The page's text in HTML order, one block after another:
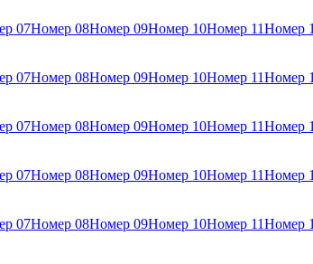
07Номер 08Номер 09Номер 10Номер 11Номер
07Номер 08Номер 09Номер 10Номер 11Номер
07Номер 08Номер 09Номер 10Номер 11Номер
07Номер 08Номер 09Номер 10Номер 11Номер
07Номер 08Номер 09Номер 10Номер 11Номер